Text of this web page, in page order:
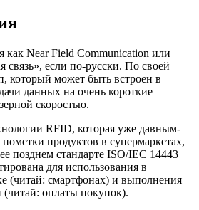
как Near Field Communication или
связь», если по-русски. По своей
который может быть встроен в
данных на очень короткие
скоростью.
RFID, которая уже давным-
пометки продуктов в супермаркетах,
позднем стандарте ISO/IEC 14443
для использования в
(читай: смартфонах) и выполнения
(читай: оплаты покупок).